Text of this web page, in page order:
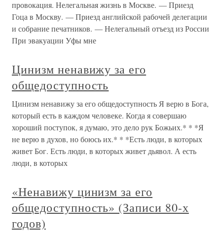
провокация. Нелегальная жизнь в Москве. — Приезд
Гоца в Москву. — Приезд английской рабочей делегации
и собрание печатников. — Нелегальный отъезд из России
При эвакуации Уфы мне
Цинизм ненавижу за его
общедоступность
Цинизм ненавижу за его общедоступность Я верю в Бога,
который есть в каждом человеке. Когда я совершаю
хороший поступок, я думаю, это дело рук Божьих.* * *Я
не верю в духов, но боюсь их.* * *Есть люди, в которых
живет Бог. Есть люди, в которых живет дьявол. А есть
люди, в которых
«Ненавижу цинизм за его
общедоступность» (Записи 80-х
годов)